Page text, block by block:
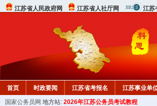
江苏省人民政府网 江苏省人社厅网 江苏
首页 时政要闻 江苏省考报名 江苏事业单
国家公务员网 地方站: 2026年江苏公务员考试教程